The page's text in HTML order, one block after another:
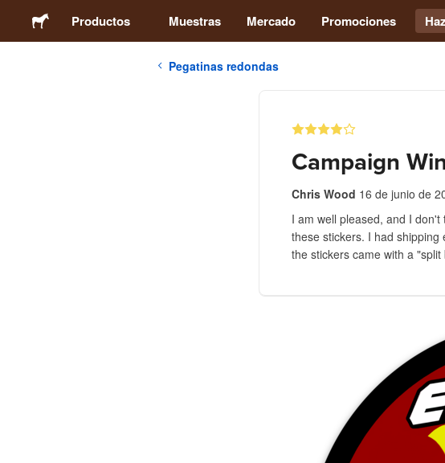
Productos Muestras Mercado Promociones
Pegatinas redondas
Campaign
Chris Wood 16 de junio de
I am well pleased, and I
these stickers. I had
the stickers came with a